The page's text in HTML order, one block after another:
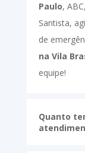
Paulo,
Santista,
de
na Vila
equipe!
Quanto